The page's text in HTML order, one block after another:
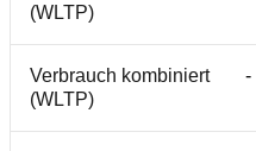
(WLTP)
Verbrauch kombiniert
(WLTP)
-